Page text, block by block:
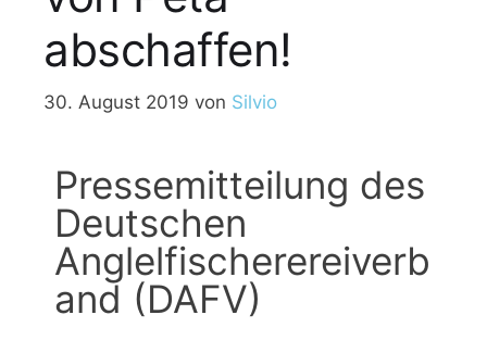
abschaffen!
30. August 2019 von Silvio
Pressemitteilung des
Deutschen
Anglelfischerereiverb
and (DAFV)